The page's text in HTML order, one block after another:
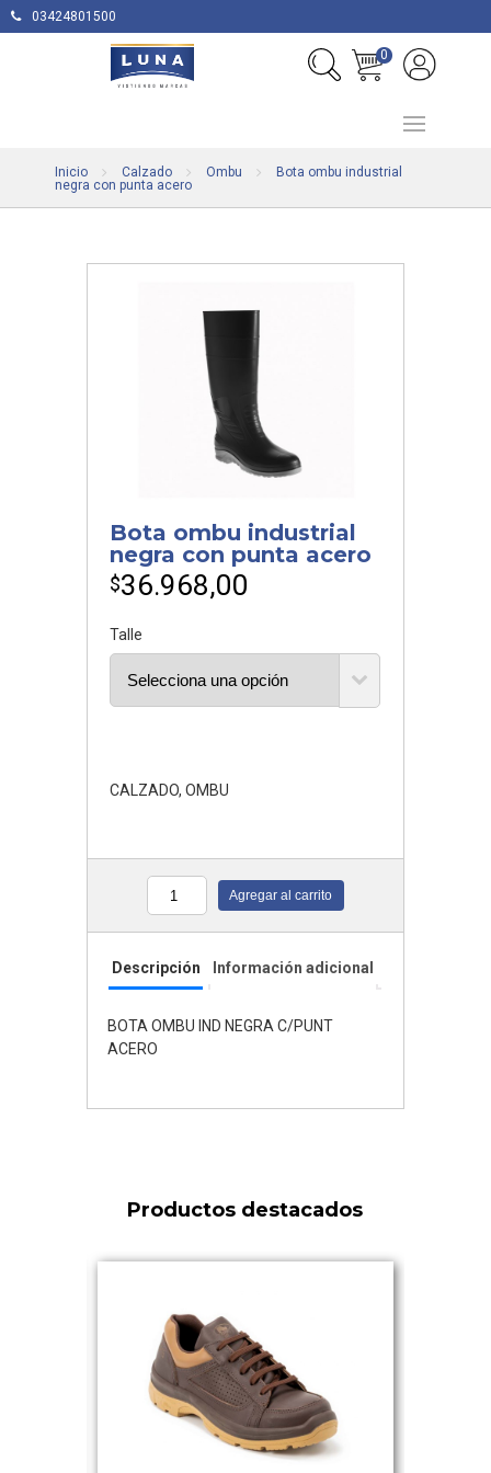
03424801500
0
Inicio Calzado Ombu
Bota ombu industrial
negra con punta acero
Bota ombu industrial
negra con punta acero
$36.968,00
Talle
CALZADO,OMBU
Cantidad Agregar al carrito
Descripción Información adicional
BOTA OMBU IND NEGRA C/PUNT
ACERO
Productos destacados